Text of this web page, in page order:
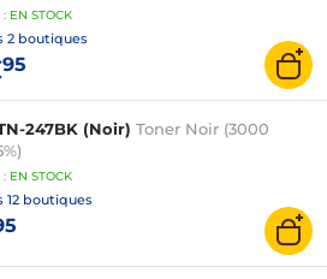
: EN STOCK
2 boutiques
95
247BK (Noir) Toner Noir (3000
: EN STOCK
12 boutiques